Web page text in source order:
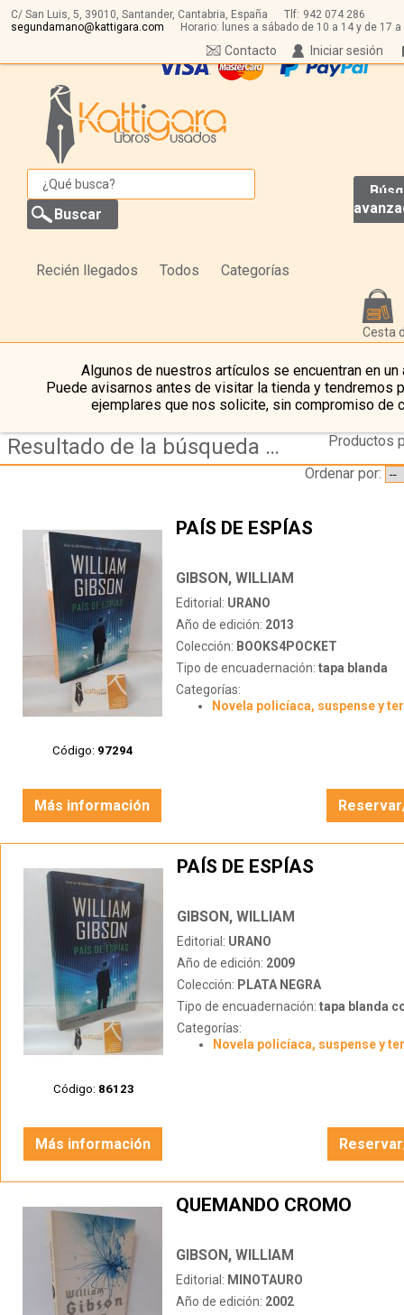
C/ San Luis, 5, 39010, Santander, Cantabria, España Tlf: 942 074 286
segundamano@kattigara.com
Horario: lunes a sábado de 10 a 14 y de 17 a
Iniciar sesión
Contacto
Recién llegados Todos Categorías
Cesta
Algunos de nuestros artículos se encuentran en un
Puede avisarnos antes de visitar la tienda y tendremos
ejemplares que nos solicite, sin compromiso de
Resultado de la búsqueda de autor gibson,-william
Productos
Ordenar por:
Código: 97294
PAÍS DE ESPÍAS
GIBSON, WILLIAM
Editorial: URANO
Año de edición: 2013
Colección: BOOKS4POCKET
Tipo de encuadernación: tapa blanda
Categorías:
Novela policíaca, suspense y
Más información
Código: 86123
PAÍS DE ESPÍAS
GIBSON, WILLIAM
Editorial: URANO
Año de edición: 2009
Colección: PLATA NEGRA
Tipo de encuadernación: tapa blanda
Categorías:
Novela policíaca, suspense y
Más información
QUEMANDO CROMO
GIBSON, WILLIAM
Editorial: MINOTAURO
Año de edición: 2002